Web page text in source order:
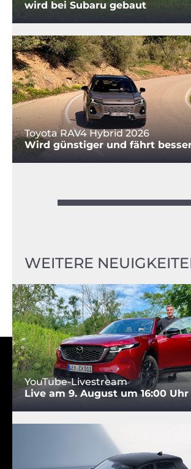
wird bei Subaru gebaut
Toyota RAV4 Hybrid 2026
Wird günstiger und fährt
WEITERE
YouTube-Livestream
Live am 9. August um 16:00 Uhr